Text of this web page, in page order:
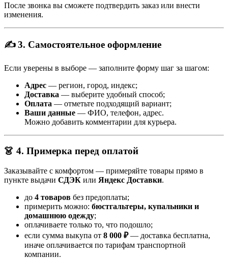
После звонка вы сможете подтвердить заказ или внести
изменения.
✍️ 3. Самостоятельное оформление
Если уверены в выборе — заполните форму шаг за шагом:
Адрес — регион, город, индекс;
Доставка — выберите удобный способ;
Оплата — отметьте подходящий вариант;
Ваши данные — ФИО, телефон, адрес.
Можно добавить комментарии для курьера.
👗 4. Примерка перед оплатой
Заказывайте с комфортом — примеряйте товары прямо в
пункте выдачи СДЭК или Яндекс Доставки.
до 4 товаров без предоплаты;
примерить можно: бюстгальтеры, купальники и
домашнюю одежду;
оплачиваете только то, что подошло;
если сумма выкупа от 8 000 ₽— доставка бесплатна,
иначе оплачивается по тарифам транспортной
компании.